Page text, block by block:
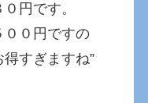
円です。
００円ですの
すぎますね”